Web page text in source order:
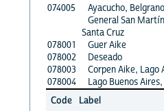
074005
Ayacucho,
General San Martín
Santa Cruz
078001
Guer Aike
078002
Deseado
078003
Corpen Aike, Lago
078004
Lago Buenos
Code
Label